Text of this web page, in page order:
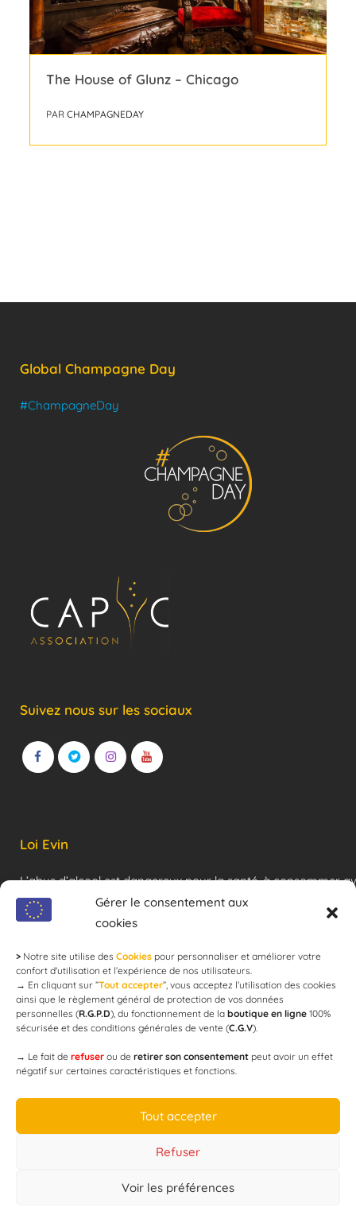
Gérer le consentement aux
cookies
> Notre site utilise des Cookies pour personnaliser et améliorer votre
confort d'utilisation et l’expérience de nos utilisateurs.
→ En cliquant sur ”Tout accepter”, vous acceptez l’utilisation des cookies
ainsi que le règlement général de protection de vos données
personnelles (R.G.P.D), du fonctionnement de la boutique en ligne 100%
sécurisée et des conditions générales de vente (C.G.V).
→ Le fait de refuser ou de retirer son consentement peut avoir un effet
négatif sur certaines caractéristiques et fonctions.
Tout accepter
Refuser
Voir les préférences
The House of Glunz – Chicago
PAR CHAMPAGNEDAY
Global Champagne Day
#ChampagneDay
Suivez nous sur les sociaux
Loi Evin
L’abus d’alcool est dangereux pour la santé, à consommer
modération !
Newsletter
email
Designed byWEB3-DESIGN